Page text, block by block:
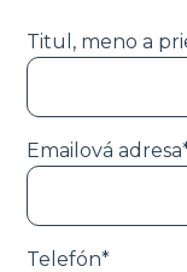
Titul, meno a
Emailová
Telefón*